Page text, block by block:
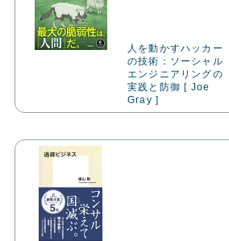
人を動かすハッカー
の技術：ソーシャル
エンジニアリングの
実践と防御 [ Joe
Gray ]